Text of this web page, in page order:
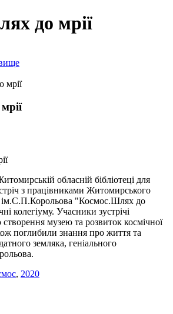
до мрії
мрії
обласній бібліотеці для
з працівниками Житомирського
"Космос.Шлях до
колегіуму. Учасники зустрічі
створення музею та розвиток космічної
поглибили знання про життя та
земляка, геніального
, 2020